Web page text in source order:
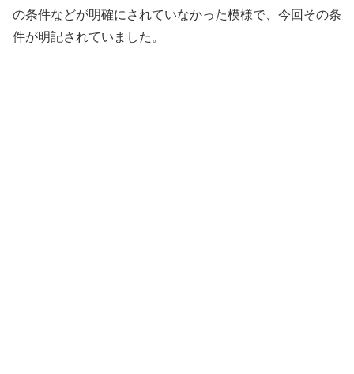
の条件などが明確にされていなかった模様で、今回その条
件が明記されていました。